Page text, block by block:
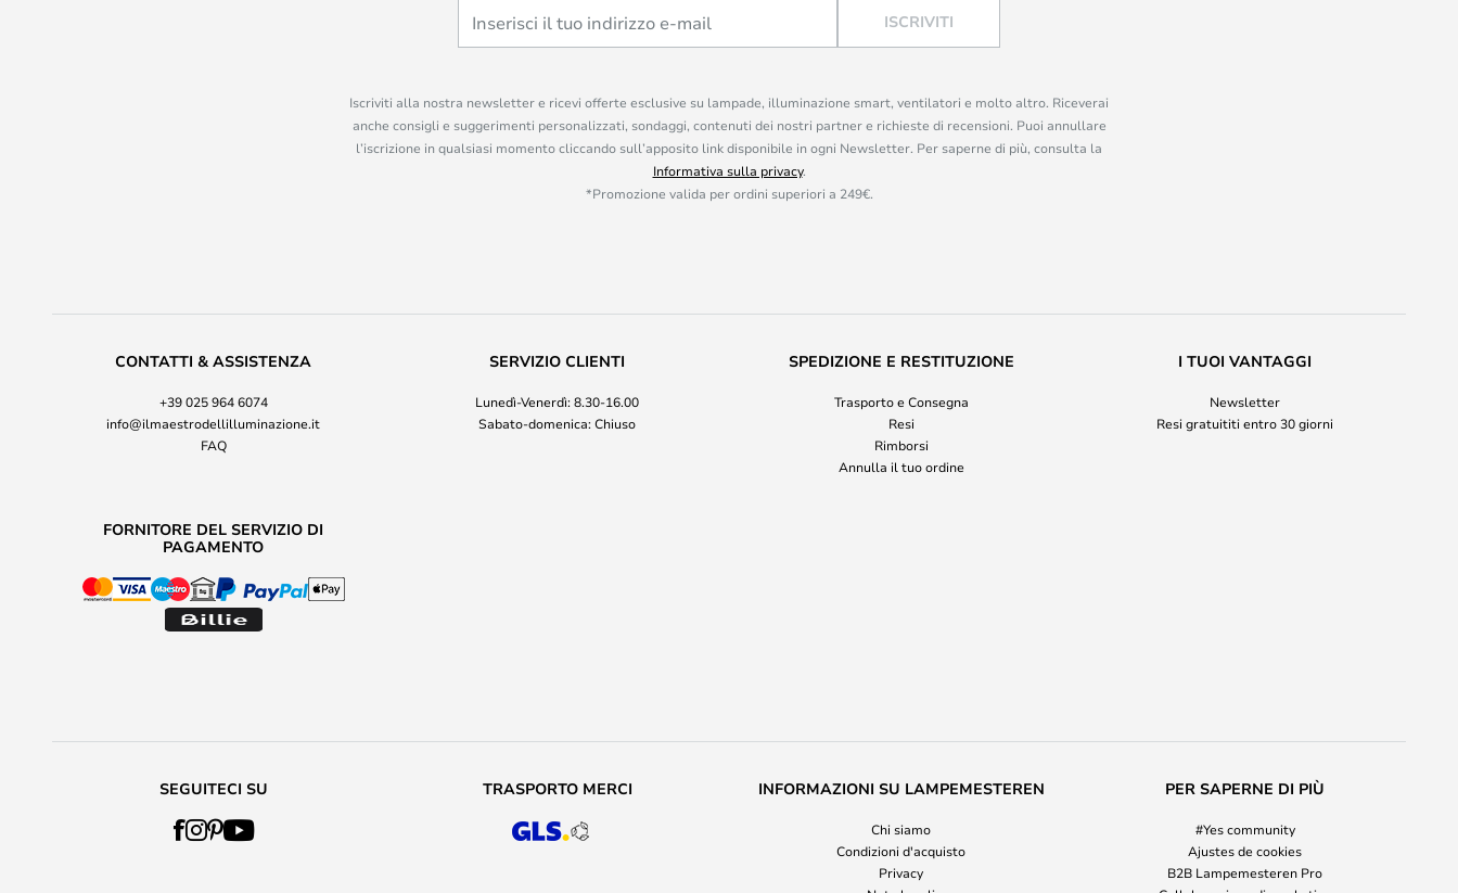
ISCRIVITI
Iscriviti alla nostra newsletter e ricevi offerte esclusive su lampade, illuminazione smart, ventilatori e molto altro. Riceverai
anche consigli e suggerimenti personalizzati, sondaggi, contenuti dei nostri partner e richieste di recensioni. Puoi annullare
l’iscrizione in qualsiasi momento cliccando sull’apposito link disponibile in ogni Newsletter. Per saperne di più, consulta la
Informativa sulla privacy.
*Promozione valida per ordini superiori a 249€.
CONTATTI & ASSISTENZA
+39 025 964 6074
info@ilmaestrodellilluminazione.it
FAQ
SERVIZIO CLIENTI
Lunedì-Venerdì: 8.30-16.00
Sabato-domenica: Chiuso
SPEDIZIONE E RESTITUZIONE
Trasporto e Consegna
Resi
Rimborsi
Annulla il tuo ordine
I TUOI VANTAGGI
Newsletter
Resi gratuititi entro 30 giorni
FORNITORE DEL SERVIZIO DI
PAGAMENTO
SEGUITECI SU TRASPORTO MERCI INFORMAZIONI SU LAMPEMESTEREN
Chi siamo
Condizioni d'acquisto
Privacy
PER SAPERNE DI PIÙ
#Yes community
Ajustes de cookies
B2B Lampemesteren Pro